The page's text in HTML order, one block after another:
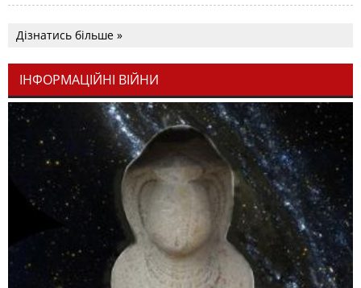
Дізнатись більше »
ІНФОРМАЦІЙНІ ВІЙНИ